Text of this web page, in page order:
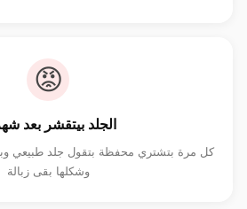
😡
الجلد بيتقشر بعد
كل مرة بتشتري محفظة بتقول جلد طبيعي وبعد
وشكلها بقى زبالة